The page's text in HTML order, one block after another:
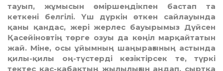
тауып, жұмысын өміршеңдікпен бастап та
кеткені белгілі. Үш дүркін өткен сайлауында
қаны қандас, жері жерлес бауырымыз Дүйсен
Қасейіновтің төрге озуы да көңіл марқайтатын
жай. Міне, осы ұйымның шаңырағының астында
қилы-қилы оң-түстерді кезіктірсек те, түркі
тектес қас-қабақтың жылылығын аңдап, сыртқа